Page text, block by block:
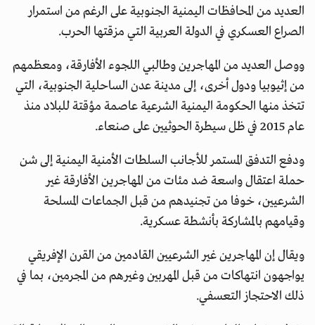
العديد من المحافظات اليمنية الجنوبية على الرغم من استمرار
الصراع العسكري في الدولة العربية التي مزقتها الحرب.
ووصل العديد من المهاجرين وطالبي اللجوء الأفارقة، ومعظمهم
من إثيوبيا ودول أخرى، إلى مدينة عدن الساحلية الجنوبية، التي
تتخذ منها الحكومة اليمنية الشرعية عاصمة مؤقتة للبلاد منذ
عام 2015 في ظل سيطرة الحوثيين على صنعاء.
ودفع التدفق المستمر للأجانب السلطات الأمنية اليمنية إلى شن
حملة اعتقال واسعة ضد مئات من المهاجرين الأفارقة غير
الشرعيين، خوفا من تجنيدهم من قبل الجماعات المسلحة
وقيامهم بالمشاركة بأنشطة عسكرية.
ويقال إن المهاجرين غير الشرعيين القادمين من القرن الإفريقي
يواجهون انتهاكات من قبل المهربين وغيرهم من المجرمين، بما في
ذلك الاحتجاز التعسفي.